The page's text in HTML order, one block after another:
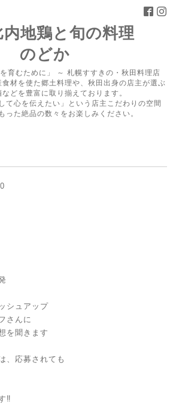
内地鶏と旬の料理
のどか
育むために」 ～ 札幌すすきの・秋田料理店
食材を使た郷土料理や、秋田出身の店主が選ぶ
どを豊富に取り揃えております。
て心を伝えたい」という店主こだわりの空間
った絶品の数々をお楽しみください。
シュアップ
さんに
を聞きます
、応募されても
‼️